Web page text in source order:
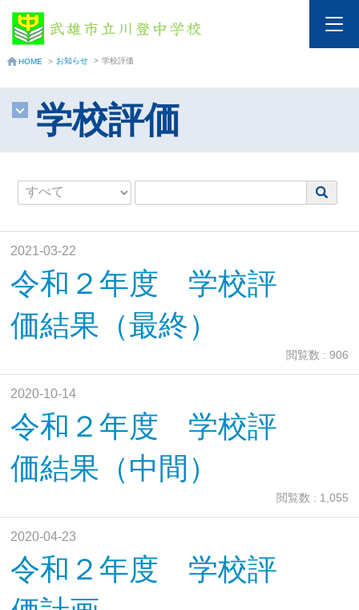
HOME > お知らせ > 学校評価
学校評価
2021-03-22
令和２年度 学校評
価結果（最終）
閲覧数 : 906
2020-10-14
令和２年度 学校評
価結果（中間）
閲覧数 : 1,055
2020-04-23
令和２年度 学校評